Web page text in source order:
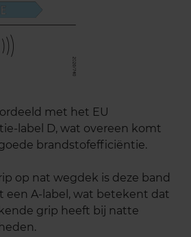
met het EU
label D, wat overeen komt
brandstofefficiëntie.
op nat wegdek is deze band
een A-label, wat betekent dat
grip heeft bij natte